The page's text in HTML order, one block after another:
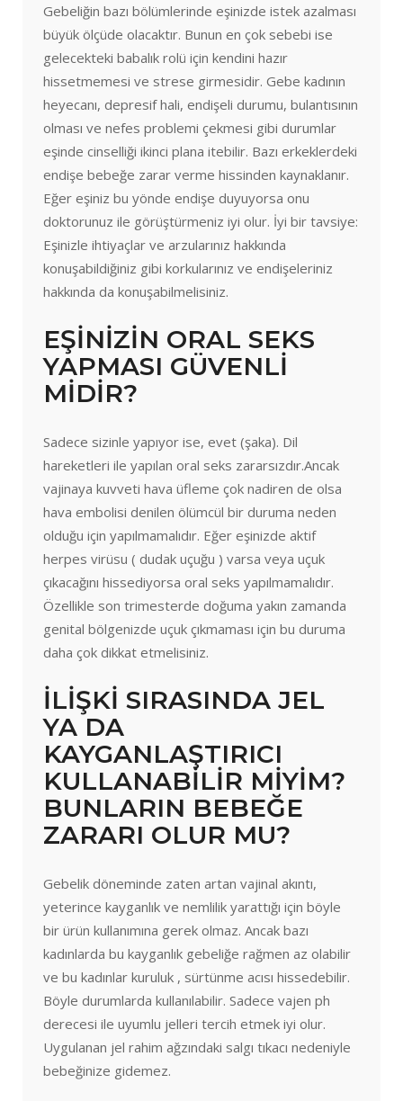
Gebeliğin bazı bölümlerinde eşinizde istek azalması
büyük ölçüde olacaktır. Bunun en çok sebebi ise
gelecekteki babalık rolü için kendini hazır
hissetmemesi ve strese girmesidir. Gebe kadının
heyecanı, depresif hali, endişeli durumu, bulantısının
olması ve nefes problemi çekmesi gibi durumlar
eşinde cinselliği ikinci plana itebilir. Bazı erkeklerdeki
endişe bebeğe zarar verme hissinden kaynaklanır.
Eğer eşiniz bu yönde endişe duyuyorsa onu
doktorunuz ile görüştürmeniz iyi olur. İyi bir tavsiye:
Eşinizle ihtiyaçlar ve arzularınız hakkında
konuşabildiğiniz gibi korkularınız ve endişeleriniz
hakkında da konuşabilmelisiniz.
EŞİNİZİN ORAL SEKS
YAPMASI GÜVENLİ
MİDİR?
Sadece sizinle yapıyor ise, evet (şaka). Dil
hareketleri ile yapılan oral seks zararsızdır.Ancak
vajinaya kuvveti hava üfleme çok nadiren de olsa
hava embolisi denilen ölümcül bir duruma neden
olduğu için yapılmamalıdır. Eğer eşinizde aktif
herpes virüsu ( dudak uçuğu ) varsa veya uçuk
çıkacağını hissediyorsa oral seks yapılmamalıdır.
Özellikle son trimesterde doğuma yakın zamanda
genital bölgenizde uçuk çıkmaması için bu duruma
daha çok dikkat etmelisiniz.
İLİŞKİ SIRASINDA JEL
YA DA
KAYGANLAŞTIRICI
KULLANABİLİR MİYİM?
BUNLARIN BEBEĞE
ZARARI OLUR MU?
Gebelik döneminde zaten artan vajinal akıntı,
yeterince kayganlık ve nemlilik yarattığı için böyle
bir ürün kullanımına gerek olmaz. Ancak bazı
kadınlarda bu kayganlık gebeliğe rağmen az olabilir
ve bu kadınlar kuruluk , sürtünme acısı hissedebilir.
Böyle durumlarda kullanılabilir. Sadece vajen ph
derecesi ile uyumlu jelleri tercih etmek iyi olur.
Uygulanan jel rahim ağzındaki salgı tıkacı nedeniyle
bebeğinize gidemez.